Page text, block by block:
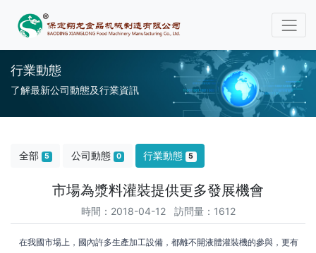
行業動態
了解最新公司動態及行業資訊
全部 5 公司動態 0 行業動態 5
市場為漿料灌裝提供更多發展機會
時間：2018-04-12 訪問量：1612
在我國市場上，國內許多生產加工設備，都離不開液體灌裝機的參與，更有